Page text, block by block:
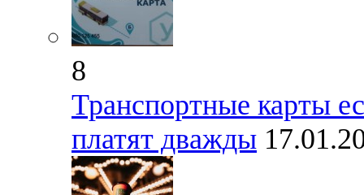
8
Транспортные карты
платят дважды